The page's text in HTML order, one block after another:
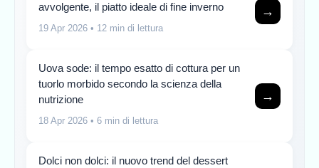
avvolgente, il piatto ideale di fine inverno
19 Apr 2026 • 12 min di lettura
→
Uova sode: il tempo esatto di cottura per un
tuorlo morbido secondo la scienza della
nutrizione
18 Apr 2026 • 6 min di lettura
→
Dolci non dolci: il nuovo trend del dessert